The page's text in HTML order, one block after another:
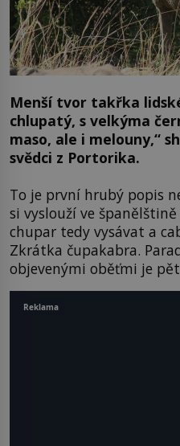
Menší tvor takřka
chlupatý, s velkýma
maso, ale i melouny,“
svědci z Portorika.
To je první hrubý popis
si vyslouží ve
chupar tedy vysávat a
Zkrátka čupakabra.
objevenými oběťmi je
Reklama